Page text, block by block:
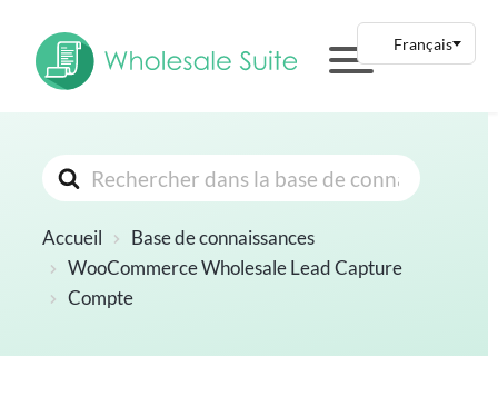
Rechercher
Accueil
Base de connaissances
WooCommerce Wholesale Lead Capture
Compte